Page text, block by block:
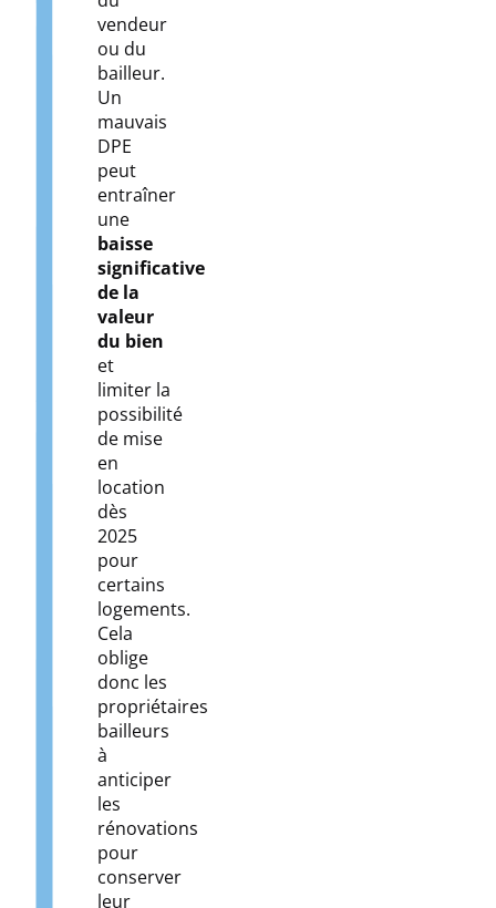
vendeur
ou du
bailleur.
Un
mauvais
DPE
peut
entraîner
une
baisse
significative
de la
valeur
du bien
et
limiter la
possibilité
de mise
en
location
dès
2025
pour
certains
logements.
Cela
oblige
donc les
propriétaires
bailleurs
à
anticiper
les
rénovations
pour
conserver
leur